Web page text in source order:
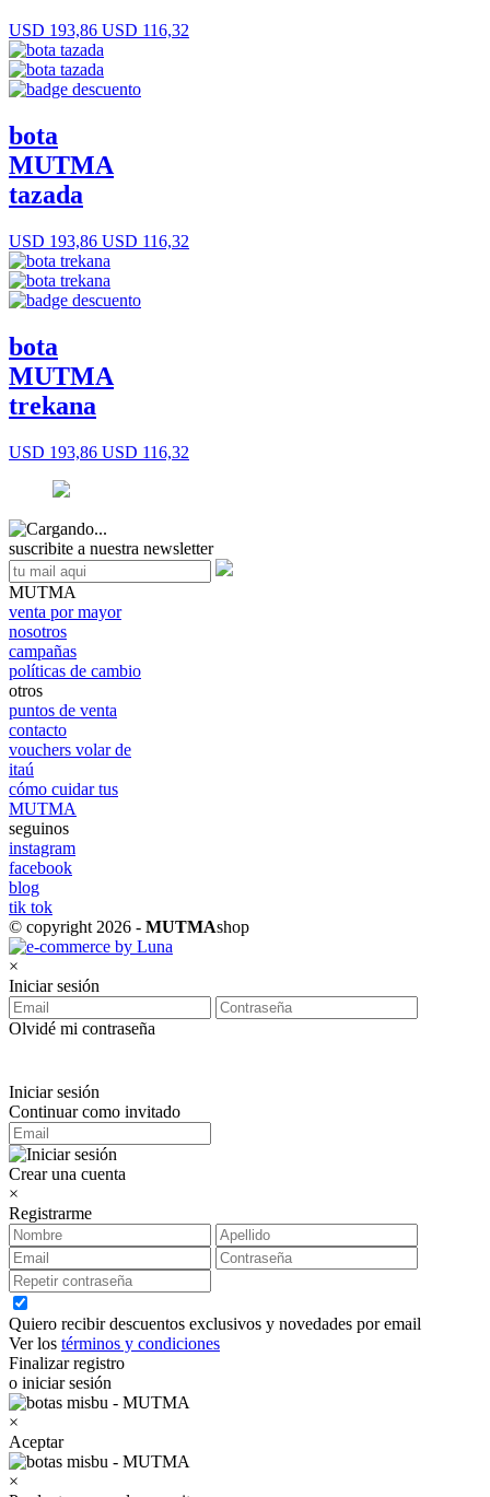
USD 193,86 USD 116,32
bota
MUTMA
tazada
USD 193,86 USD 116,32
bota
MUTMA
trekana
USD 193,86 USD 116,32
suscribite a nuestra newsletter
MUTMA
venta por mayor
nosotros
campañas
políticas de cambio
otros
puntos de venta
contacto
vouchers volar de
itaú
cómo cuidar tus
MUTMA
seguinos
instagram
facebook
blog
tik tok
© copyright 2026 - MUTMAshop
×
Iniciar sesión
Olvidé mi contraseña
Iniciar sesión
Continuar como invitado
Crear una cuenta
×
Registrarme
Quiero recibir descuentos exclusivos y novedades por email
Ver los términos y condiciones
Finalizar registro
o iniciar sesión
×
Aceptar
×